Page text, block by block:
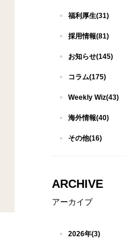
福利厚生(31)
採用情報(81)
お知らせ(145)
コラム(175)
Weekly Wiz(43)
海外情報(40)
その他(16)
ARCHIVE
アーカイブ
2026年(3)